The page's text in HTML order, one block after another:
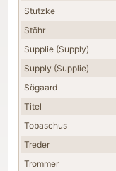
Stutzke
Stöhr
Supplie (Supply)
Supply (Supplie)
Sögaard
Titel
Tobaschus
Treder
Trommer